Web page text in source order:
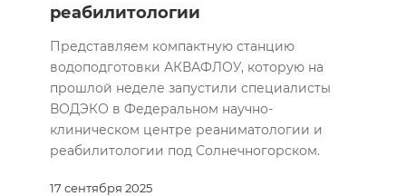
17 сентября 2025
реабилитологии
Представляем компактную станцию
водоподготовки АКВАФЛОУ, которую на
прошлой неделе запустили специалисты
ВОДЭКО в Федеральном научно-
клиническом центре реаниматологии и
реабилитологии под Солнечногорском.